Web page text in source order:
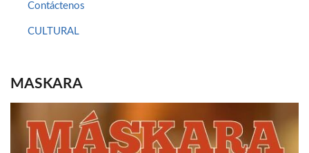
Contáctenos
CULTURAL
MASKARA